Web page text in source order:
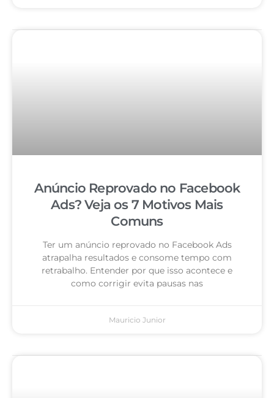
Anúncio Reprovado no Facebook
Ads? Veja os 7 Motivos Mais
Comuns
Ter um anúncio reprovado no Facebook Ads
atrapalha resultados e consome tempo com
retrabalho. Entender por que isso acontece e
como corrigir evita pausas nas
Mauricio Junior